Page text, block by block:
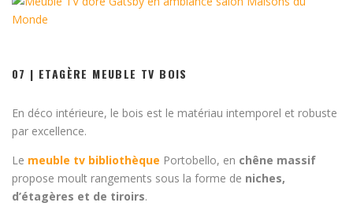
07 | ETAGÈRE MEUBLE TV BOIS
En déco intérieure, le bois est le matériau intemporel et robuste
par excellence.
Le meuble tv bibliothèque Portobello, en chêne massif
propose moult rangements sous la forme de niches,
d’étagères et de tiroirs.